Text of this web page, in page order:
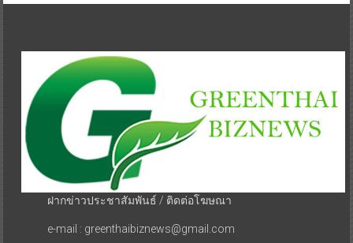
ฝากข่าวประชาสัมพันธ์ / ติดต่อโฆษณา
e-mail : greenthaibiznews@gmail.com